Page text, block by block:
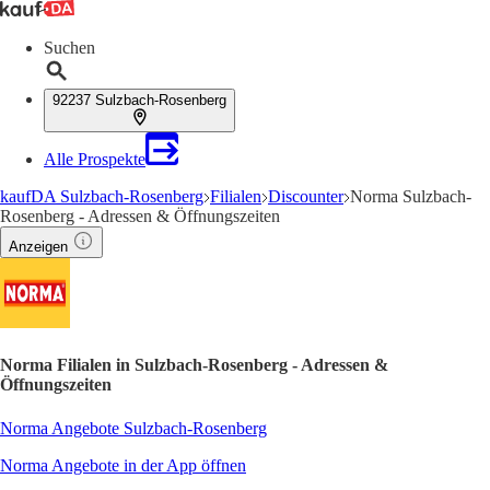
Suchen
92237 Sulzbach-Rosenberg
Alle Prospekte
kaufDA Sulzbach-Rosenberg Filialen Discounter Norma Sulzbach-
Rosenberg - Adressen & Öffnungszeiten
Anzeigen
Norma Filialen in Sulzbach-Rosenberg - Adressen &
Öffnungszeiten
Norma Angebote Sulzbach-Rosenberg
Norma Angebote in der App öffnen